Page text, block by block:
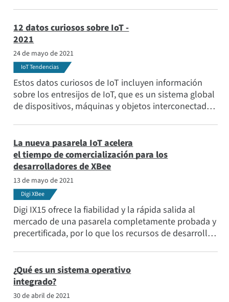
mundiales de conectividad IoT .
12 datos curiosos sobre IoT -
2021
24 de mayo de 2021
IoT Tendencias
Estos datos curiosos de IoT incluyen información
sobre los entresijos de IoT, que es un sistema global
de dispositivos, máquinas y objetos interconectados
La nueva pasarela IoT acelera
el tiempo de comercialización para los
desarrolladores de XBee
13 de mayo de 2021
Digi XBee
Digi IX15 ofrece la fiabilidad y la rápida salida al
mercado de una pasarela completamente probada y
precertificada, por lo que los recursos de desarrollo
¿Qué es un sistema operativo
integrado?
30 de abril de 2021